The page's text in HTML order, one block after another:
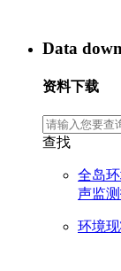
Data
资料下载
查找
全岛
声监
环境